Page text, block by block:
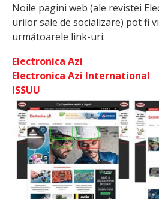
Noile pagini web (ale revistei
urilor sale de socializare) pot fi
următoarele link-uri:
Electronica Azi
Electronica Azi International
ISSUU